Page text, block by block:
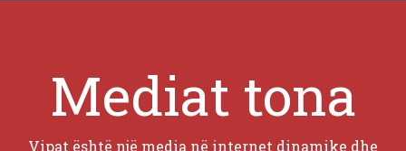
Mediat tona
Vipat është një media në internet dinamike dhe